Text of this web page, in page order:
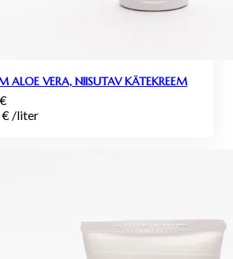
ALOE VERA, NIISUTAV KÄTEKREEM
€Hinnavahemik:
5.84 €
€ /liter